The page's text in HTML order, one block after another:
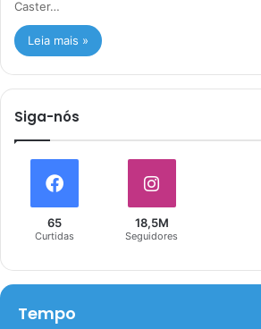
Caster…
Leia mais »
Siga-nós
65
Curtidas
18,5M
Seguidores
Tempo